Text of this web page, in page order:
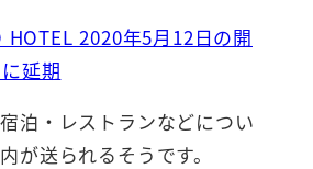
HOTEL 2020年5月12日の開
延期
泊・レストランなどについ
が送られるそうです。